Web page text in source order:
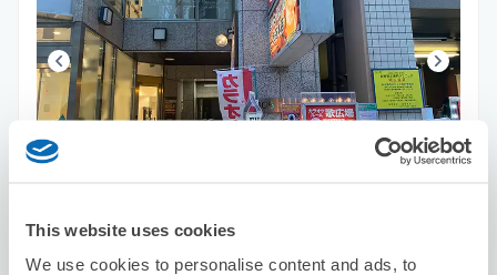
This website uses cookies
We use cookies to personalise content and ads, to
可保管的行李數
8/10月
剩餘2
8/11火 8/12水 8/13